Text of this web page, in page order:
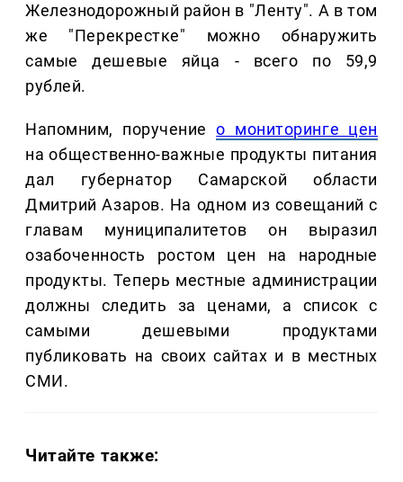
Железнодорожный район в "Ленту". А в том
же "Перекрестке" можно обнаружить
самые дешевые яйца - всего по 59,9
рублей.
Напомним, поручениео мониторинге цен
на общественно-важные продукты питания
дал губернатор Самарской области
Дмитрий Азаров. На одном из совещаний с
главам муниципалитетов он выразил
озабоченность ростом цен на народные
продукты. Теперь местные администрации
должны следить за ценами, а список с
самыми дешевыми продуктами
публиковать на своих сайтах и в местных
СМИ.
Читайте также: